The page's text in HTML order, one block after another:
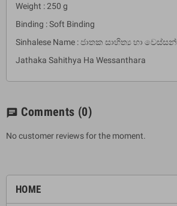
HOME
Weight : 250 g
Binding : Soft Binding
Sinhalese Name : ජාතක සාහිත්‍ය හා
Jathaka Sahithya Ha Wessanthara
chat Comments (0)
No customer reviews for the moment.